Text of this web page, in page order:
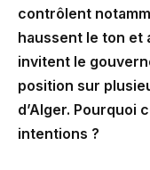
contrôlent
haussent le ton et
invitent le
position sur
d’Alger. Pourquoi
intentions ?